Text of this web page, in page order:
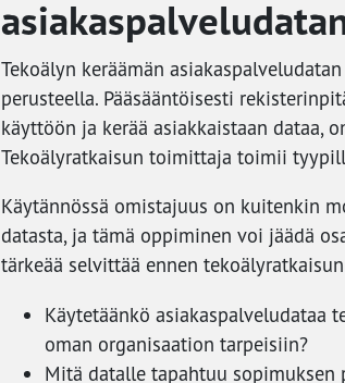
Tekoälyn keräämän
perusteella. Pääsääntöisesti
käyttöön ja kerää asiakkaistaan dataa,
Tekoälyratkaisun toimittaja toimii
Käytännössä omistajuus on kuitenkin
datasta, ja tämä oppiminen voi jäädä
tärkeää selvittää ennen
Käytetäänkö asiakaspalveludataa
oman organisaation tarpeisiin?
Mitä datalle tapahtuu sopimuksen